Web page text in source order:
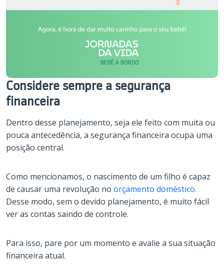
Considere sempre a segurança
financeira
Dentro desse planejamento, seja ele feito com muita ou
pouca antecedência, a segurança financeira ocupa uma
posição central.
Como mencionamos, o nascimento de um filho é capaz
de causar uma revolução no orçamento doméstico.
Desse modo, sem o devido planejamento, é muito fácil
ver as contas saindo de controle.
Para isso, pare por um momento e avalie a sua situação
financeira atual.